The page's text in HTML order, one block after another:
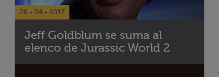
26 - 04 - 2017
Jeff Goldblum se suma al
elenco de Jurassic World 2